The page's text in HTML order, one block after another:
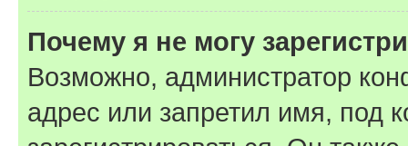
Почему я не могу
Возможно, администратор
адрес или запретил имя, под